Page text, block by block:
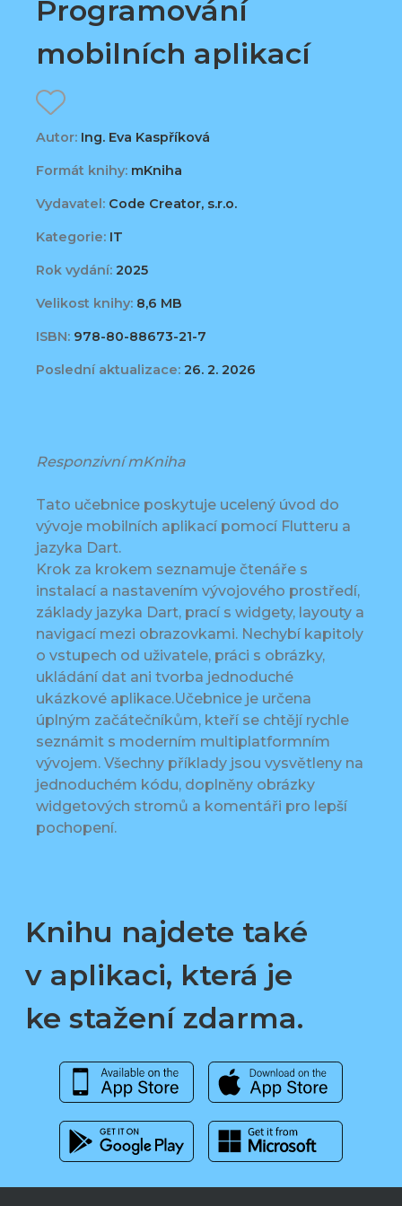
Programování
mobilních aplikací
Autor: Ing. Eva Kaspříková
Formát knihy: mKniha
Vydavatel: Code Creator, s.r.o.
Kategorie: IT
Rok vydání: 2025
Velikost knihy: 8,6 MB
ISBN: 978-80-88673-21-7
Poslední aktualizace: 26. 2. 2026
Responzivní mKniha
Tato učebnice poskytuje ucelený úvod do
vývoje mobilních aplikací pomocí Flutteru a
jazyka Dart.
Krok za krokem seznamuje čtenáře s
instalací a nastavením vývojového prostředí,
základy jazyka Dart, prací s widgety, layouty a
navigací mezi obrazovkami. Nechybí kapitoly
o vstupech od uživatele, práci s obrázky,
ukládání dat ani tvorba jednoduché
ukázkové aplikace.Učebnice je určena
úplným začátečníkům, kteří se chtějí rychle
seznámit s moderním multiplatformním
vývojem. Všechny příklady jsou vysvětleny na
jednoduchém kódu, doplněny obrázky
widgetových stromů a komentáři pro lepší
pochopení.
Knihu najdete také
v aplikaci, která je
ke stažení zdarma.